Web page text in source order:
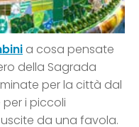
a cosa pensate
della Sagrada
per la città dal
i piccoli
da una favola.